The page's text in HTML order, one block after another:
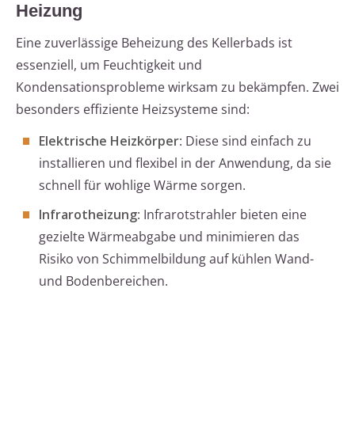
Heizung
Eine zuverlässige Beheizung des Kellerbads ist
essenziell, um Feuchtigkeit und
Kondensationsprobleme wirksam zu bekämpfen. Zwei
besonders effiziente Heizsysteme sind:
Elektrische Heizkörper: Diese sind einfach zu
installieren und flexibel in der Anwendung, da sie
schnell für wohlige Wärme sorgen.
Infrarotheizung: Infrarotstrahler bieten eine
gezielte Wärmeabgabe und minimieren das
Risiko von Schimmelbildung auf kühlen Wand-
und Bodenbereichen.